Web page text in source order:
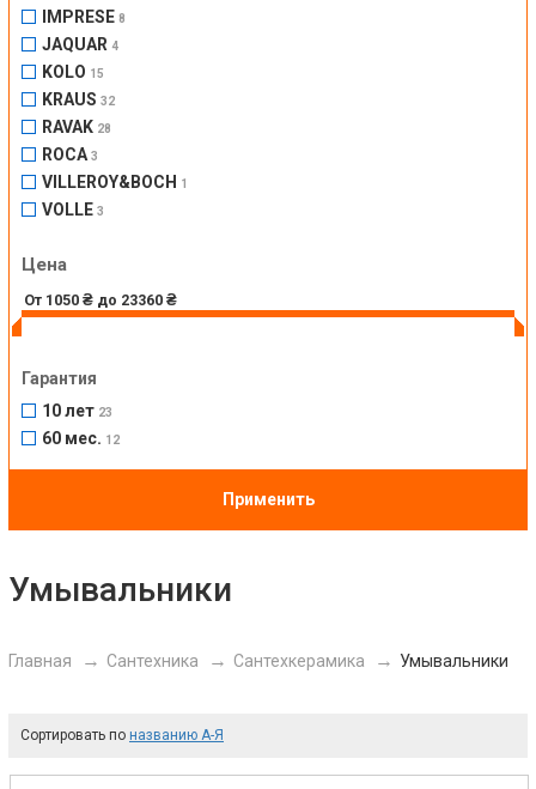
Умывальники
Главная Сантехника Сантехкерамика Умывальники
Сортировать по названию А-Я
IMPRESE 8
JAQUAR 4
KOLO 15
KRAUS 32
RAVAK 28
ROCA 3
VILLEROY&BOCH 1
VOLLE 3
Цена
Гарантия
10 лет 23
60 мес. 12
Применить